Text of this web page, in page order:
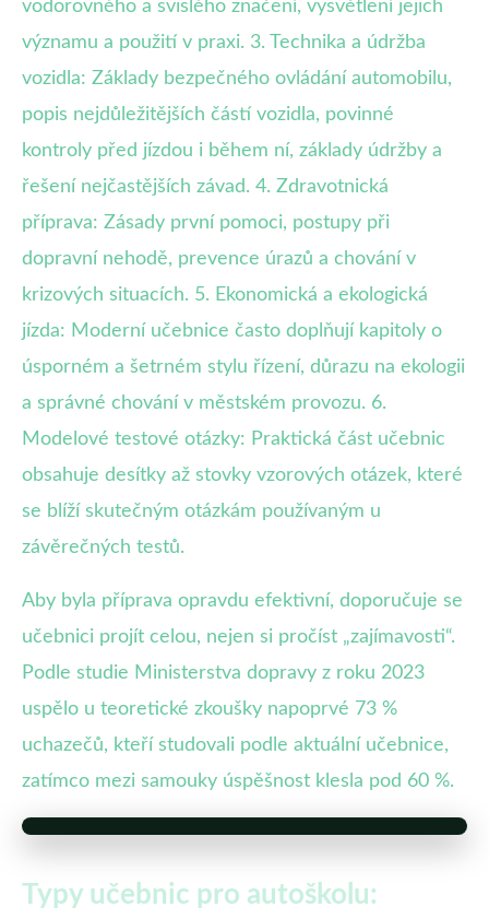
vodorovného a svislého značení, vysvětlení jejich
významu a použití v praxi. 3. Technika a údržba
vozidla: Základy bezpečného ovládání automobilu,
popis nejdůležitějších částí vozidla, povinné
kontroly před jízdou i během ní, základy údržby a
řešení nejčastějších závad. 4. Zdravotnická
příprava: Zásady první pomoci, postupy při
dopravní nehodě, prevence úrazů a chování v
krizových situacích. 5. Ekonomická a ekologická
jízda: Moderní učebnice často doplňují kapitoly o
úsporném a šetrném stylu řízení, důrazu na ekologii
a správné chování v městském provozu. 6.
Modelové testové otázky: Praktická část učebnic
obsahuje desítky až stovky vzorových otázek, které
se blíží skutečným otázkám používaným u
závěrečných testů.
Aby byla příprava opravdu efektivní, doporučuje se
učebnici projít celou, nejen si pročíst „zajímavosti“.
Podle studie Ministerstva dopravy z roku 2023
uspělo u teoretické zkoušky napoprvé 73 %
uchazečů, kteří studovali podle aktuální učebnice,
zatímco mezi samouky úspěšnost klesla pod 60 %.
Typy učebnic pro autoškolu: